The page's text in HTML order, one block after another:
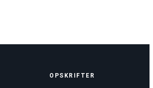
OPSKRIFTER